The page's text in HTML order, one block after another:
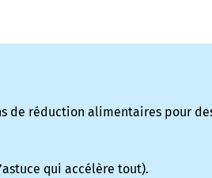
de réduction alimentaires pour
qui accélère tout).